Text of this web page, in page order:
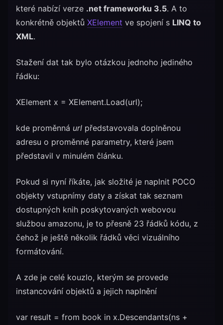
které nabízí verze .net frameworku 3.5. A to
konkrétně objektů XElement ve spojení s LINQ to
XML.
Stažení dat tak bylo otázkou jednoho jediného
řádku:
XElement x = XElement.Load(url);
kde proměnná url představovala doplněnou
adresu o proměnné parametry, které jsem
představil v minulém článku.
Pokud si nyní říkáte, jak složité je naplnit POCO
objekty vstupnímy daty a získat tak seznam
dostupných knih poskytovaných webovou
službou amazonu, je to přesně 23 řádků kódu, z
čehož je ještě několik řádků věci vizuálního
formátování.
A zde je celé kouzlo, kterým se provede
instancování objektů a jejich naplnění
var result = from book in x.Descendants(ns +